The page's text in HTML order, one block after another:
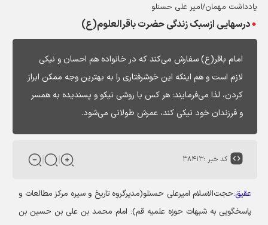
یادداشت مهمان/امیر علی حسنلو
درسهایی ازسبک زندگی حضرت باقرالعلوم(ع)
امام باقر(ع) سفارش می‌کند که در خانواده هم احسان و نیکی
لازم است و هم اینکه این خوشرفتاری را به بهترین وجه ممکن ابراز
کردن، لذا می‌فرمایند: هر کس با روشی نیکو و پسندیده به همسر
و فرزندان خود نیکی کند، عمرش طولانی می‌شود.
کد خبر :۳۸۴۱۳
عقیق:حجت‌الاسلام امیرعلی حسنلو(مدیرگروه تاریخ و سیره مرکز مطالعات و
پاسخگویی به شبهات حوزه علمیه قم): امام محمد بن علی بن حسین بن